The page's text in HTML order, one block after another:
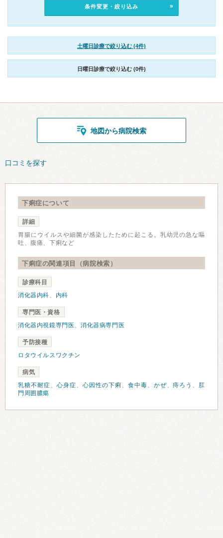
条件変更・絞り込み
土曜日診療で絞り込む (4件)
日曜日診療で絞り込む (0件)
地図から病院検索
口コミを探す
下痢症について
詳細
胃腸にウイルスや細菌が感染したために起こる。乳幼児の急な嘔
吐、腹痛、下痢など
下痢症の関連項目（病院検索）
診療科目
消化器内科、 内科
専門医・資格
消化器内視鏡専門医、消化器病専門医
予防接種
ロタウイルスワクチン
病気
乳糖不耐症、 心身症、 心因性の下痢 、 食中毒、 かぜ、痔ろう 、 肛
門周囲膿瘍